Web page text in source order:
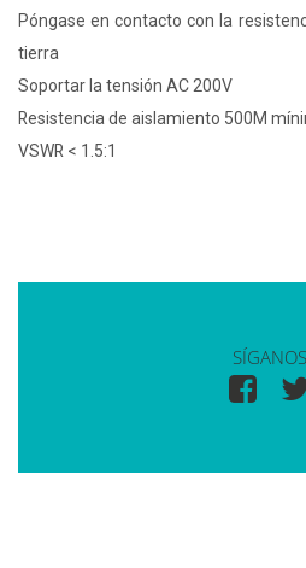
Póngase en contacto con la
tierra
Soportar la tensión AC 200V
Resistencia de aislamiento 500M
VSWR < 1.5:1
SÍGANOS